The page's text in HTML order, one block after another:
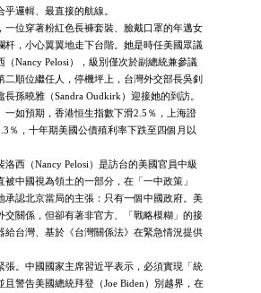
邏輯、最直接的航線。
一位穿著粉紅色長褲套裝、臉戴口罩的年邁女
杆，小心翼翼地走下台階。她是時任美國眾議
（Nancy Pelosi），級別僅次於副總統兼參議
二順位繼任人，停機坪上，台灣外交部長吳釗
孫曉雅（Sandra Oudkirk）迎接她的到訪。
一如預期，香港恒生指數下滑2.5％，上海證
％，十年期美國公債殖利率下跌至四個月以
洛西（Nancy Pelosi）是訪台的美國官員中級
被中國視為領土的一部分，在「一中政策」
承認北京當局的主張：只有一個中國政府。美
交關係，但卻有著非官方、「戰略模糊」的接
給台灣、基於《台灣關係法》在緊急情況提供
張。中國國家主席習近平表示，必須實現「統
且警告美國總統拜登（Joe Biden）別越界，在